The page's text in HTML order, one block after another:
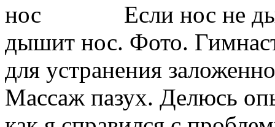
Если нос не
дышит нос. Фото.
для устранения
Массаж пазух. Делюсь